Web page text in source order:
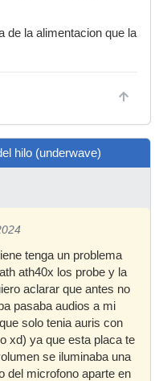
de la alimentacion que la
hilo (underwave)
tenga un problema
ath40x los probe y la
aclarar que antes no
pasaba audios a mi
solo tenia auris con
xd) ya que esta placa te
se iluminaba una
del microfono aparte en